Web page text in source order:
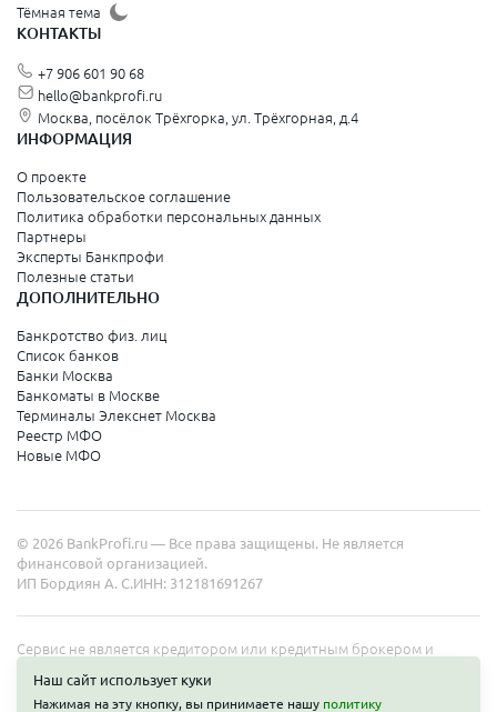
Тёмная тема
КОНТАКТЫ
+7 906 601 90 68
hello@bankprofi.ru
Москва, посёлок Трёхгорка, ул. Трёхгорная, д.4
ИНФОРМАЦИЯ
О проекте
Пользовательское соглашение
Политика обработки персональных данных
Партнеры
Эксперты Банкпрофи
Полезные статьи
ДОПОЛНИТЕЛЬНО
Банкротство физ. лиц
Список банков
Банки Москва
Банкоматы в Москве
Терминалы Элекснет Москва
Реестр МФО
Новые МФО
© 2026 BankProfi.ru — Все права защищены. Не является
финансовой организацией.
ИП Бордиян А. С.ИНН: 312181691267
Сервис не является кредитором или кредитным брокером и
на сайте не является публичной офертой. Полные условия услуг
Наш сайт использует куки
Нажимая на эту кнопку, вы принимаете нашу политику